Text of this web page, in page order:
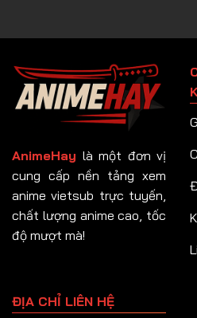
Tập 93
Tập 95
Tập 96
Tập 97
AnimeHay là một đơn vị
cung cấp nền tảng xem
anime vietsub trực tuyến,
chất lượng anime cao, tốc
độ mượt mà!
ĐỊA CHỈ LIÊN HỆ